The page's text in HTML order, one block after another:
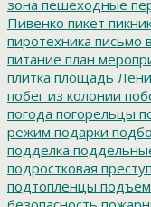
зона пешеходные
Пивенко пикет
пиротехника письмо
питание план
плитка площадь
побег из колонии
погода погорельцы
режим подарки
подделка
подростковая
подтопленцы